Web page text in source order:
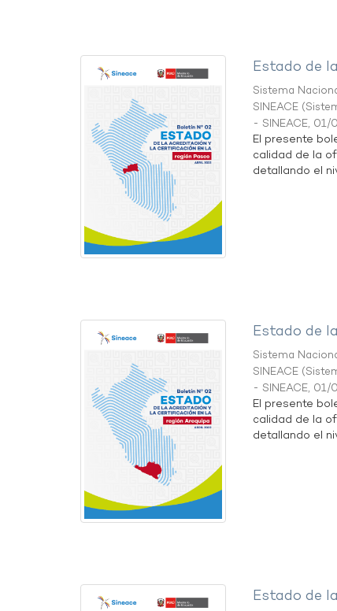
Estado de
Sistema
SINEACE (
- SINEACE, 01/
El presente
calidad de la
detallando el
Estado de
Sistema
SINEACE (
- SINEACE, 01/
El presente
calidad de la
detallando el
Estado de